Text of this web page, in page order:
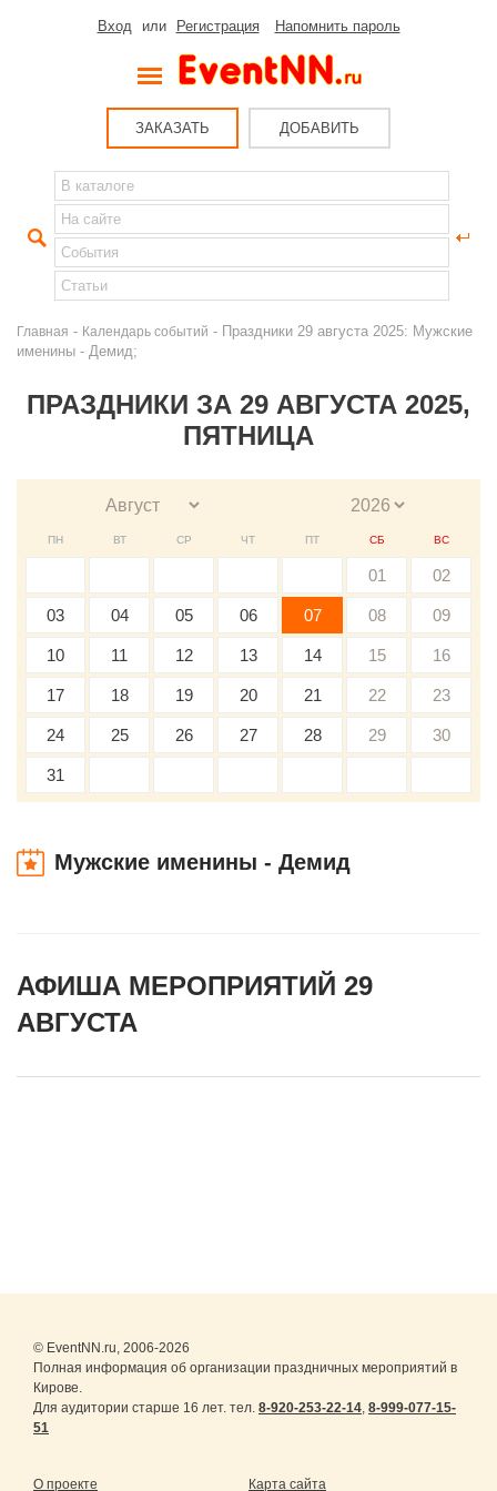
Вход или Регистрация Напомнить пароль
ЗАКАЗАТЬ ДОБАВИТЬ
Главная - Календарь событий - Праздники 29 августа 2025: Мужские
именины - Демид;
ПРАЗДНИКИ ЗА 29 АВГУСТА 2025,
ПЯТНИЦА
ПН ВТ СР ЧТ ПТ СБ ВС
01 02
03 04 05 06 07 08 09
10 11 12 13 14 15 16
17 18 19 20 21 22 23
24 25 26 27 28 29 30
31
Мужские именины - Демид
АФИША МЕРОПРИЯТИЙ 29
АВГУСТА
© EventNN.ru, 2006-2026
Полная информация об организации праздничных мероприятий в
Кирове.
Для аудитории старше 16 лет. тел. 8-920-253-22-14, 8-999-077-15-
51
О проекте Карта сайта